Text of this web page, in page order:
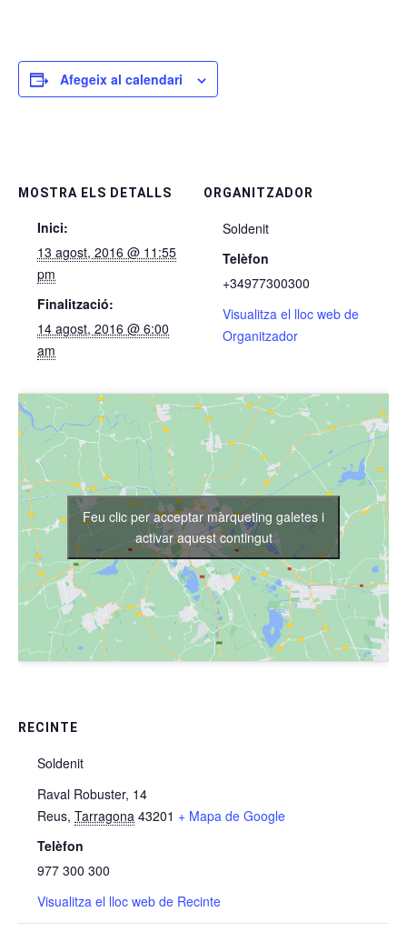
Afegeix al calendari
MOSTRA ELS DETALLS
Inici:
13 agost, 2016 @ 11:55
pm
Finalització:
14 agost, 2016 @ 6:00
am
ORGANITZADOR
Soldenit
Telèfon
+34977300300
Visualitza el lloc web de
Organitzador
RECINTE
Soldenit
Raval Robuster, 14
Reus, Tarragona 43201 + Mapa de Google
Telèfon
977 300 300
Visualitza el lloc web de Recinte
Feu clic per acceptar màrqueting galetes i
activar aquest contingut